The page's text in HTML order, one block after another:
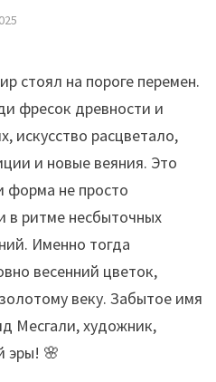
стоял на пороге перемен.
фресок древности и
искусство расцветало,
и новые веяния. Это
форма не просто
в ритме несбыточных
Именно тогда
весенний цветок,
веку. Забытое имя
Месгали, художник,
эры! 🌸